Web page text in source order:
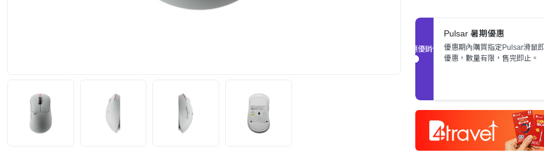
促銷優惠
Pulsar 暑期優惠
優惠期內購買指定Pulsar滑鼠
優惠，數量有限，售完即止。